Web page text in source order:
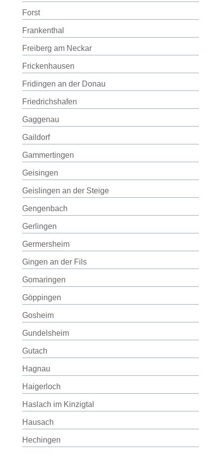
Forst
Frankenthal
Freiberg am Neckar
Frickenhausen
Fridingen an der Donau
Friedrichshafen
Gaggenau
Gaildorf
Gammertingen
Geisingen
Geislingen an der Steige
Gengenbach
Gerlingen
Germersheim
Gingen an der Fils
Gomaringen
Göppingen
Gosheim
Gundelsheim
Gutach
Hagnau
Haigerloch
Haslach im Kinzigtal
Hausach
Hechingen